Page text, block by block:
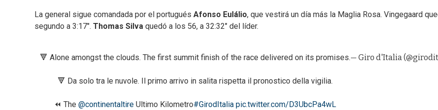
La general sigue comandada por el portugués Afonso Eulálio, que vestirá un día más la Maglia Rosa. Vingegaard
segundo a 3:17". Thomas Silva quedó a los 56, a 32:32" del líder.
🔻 Alone amongst the clouds. The first summit finish of the race delivered on its promises.
🔻 Da solo tra le nuvole. Il primo arrivo in salita rispetta il pronostico della vigilia.
⏪ The @continentaltireUltimo Kilometro#GirodItalia pic.twitter.com/D3UbcPa4wL
— Giro d'Italia